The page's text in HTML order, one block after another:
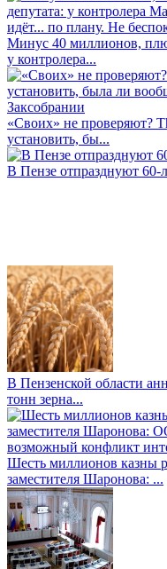
Минус 40 миллионов,
у контролера...
«Своих» не проверяют?
установить, бы...
В Пензе отпразднуют 60-
В Пензенской области
тонн зерна...
Шесть миллионов казны
заместителя Шаронова: ...